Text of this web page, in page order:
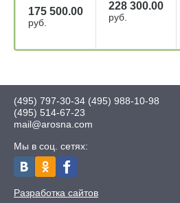
175 500.00
руб.
228 300.00
руб.
(495) 797-30-34 (495) 988-10-98
(495) 514-67-23
mail@arosna.com
Мы в соц. сетях:
Разработка сайтов